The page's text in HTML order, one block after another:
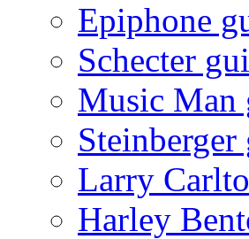
Epiphone
Schecter
Music Man
Steinberger
Larry
Harley